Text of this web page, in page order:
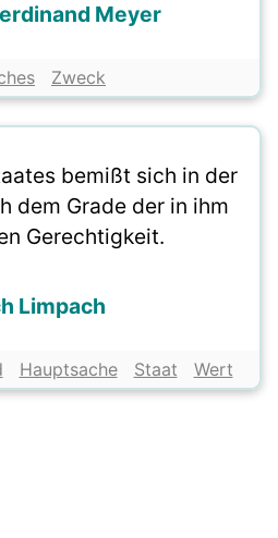
Meyer
Zweck
bemißt sich in der
dem Grade der in ihm
Gerechtigkeit.
Limpach
Hauptsache Staat Wert